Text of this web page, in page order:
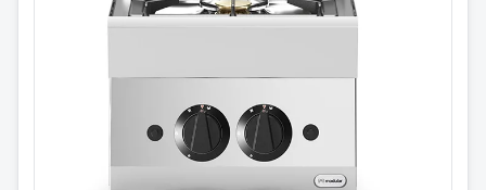
Modular 40×65 cm